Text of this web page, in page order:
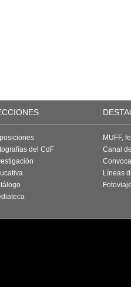
del CdF
MUFF,
Canal
Líneas